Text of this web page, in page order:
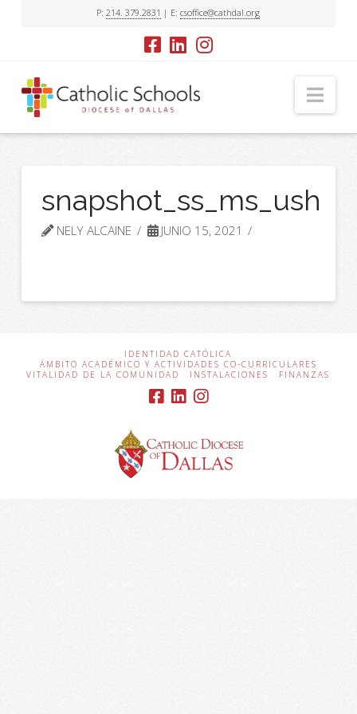
P:214. 379.2831 | E:csoffice@cathdal.org
snapshot_ss_ms_ush
NELY ALCAINE JUNIO 15, 2021
IDENTIDAD CATÓLICA
ÁMBITO ACADÉMICO Y ACTIVIDADES CO-CURRICULARES
VITALIDAD DE LA COMUNIDAD
INSTALACIONES FINANZAS